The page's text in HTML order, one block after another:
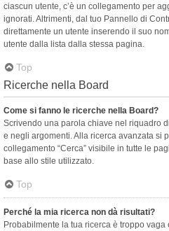
ciascun utente, c’è un collegamento per
ignorati. Altrimenti, dal tuo Pannello di
direttamente un utente inserendo il suo
utente dalla lista dalla stessa pagina.
Top
Ricerche nella Board
Come si fanno le ricerche nella Board?
Scrivendo una parola chiave nel riquadro
e negli argomenti. Alla ricerca avanzata si
collegamento “Cerca” visibile in tutte le
base allo stile utilizzato.
Top
Perché la mia ricerca non dà risultati?
Probabilmente la tua ricerca è troppo